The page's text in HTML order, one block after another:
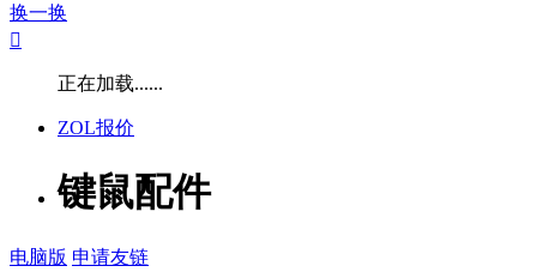
换一换

正在加载......
ZOL报价
键鼠配件
电脑版 申请友链